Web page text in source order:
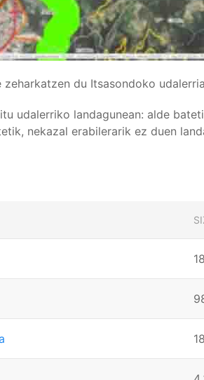
du Itsasondoko
udalerriko landagunean: alde
nekazal erabilerarik ez duen